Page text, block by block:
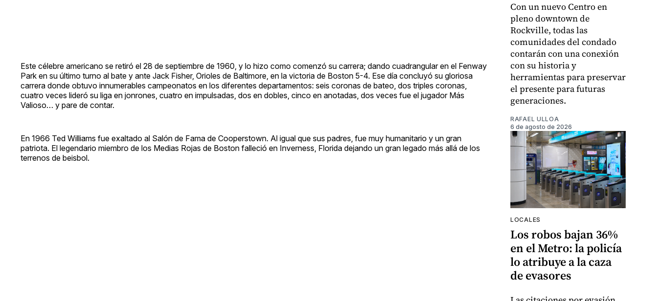
Este célebre americano se retiró el 28 de septiembre de 1960, y lo hizo como comenzó su carrera; dando cuadrangular en el Fenway
Park en su último turno al bate y ante Jack Fisher, Orioles de Baltimore, en la victoria de Boston 5-4. Ese día concluyó su gloriosa
carrera donde obtuvo innumerables campeonatos en los diferentes departamentos: seis coronas de bateo, dos triples coronas,
cuatro veces lideró su liga en jonrones, cuatro en impulsadas, dos en dobles, cinco en anotadas, dos veces fue el jugador Más
Valioso… y pare de contar.
En 1966 Ted Williams fue exaltado al Salón de Fama de Cooperstown. Al igual que sus padres, fue muy humanitario y un gran
patriota. El legendario miembro de los Medias Rojas de Boston falleció en Inverness, Florida dejando un gran legado más allá de los
terrenos de beisbol.
Con un nuevo Centro en
pleno downtown de
Rockville, todas las
comunidades del condado
contarán con una conexión
con su historia y
herramientas para preservar
el presente para futuras
generaciones.
RAFAEL ULLOA
6 de agosto de 2026
LOCALES
Los robos bajan 36%
en el Metro: la policía
lo atribuye a la caza
de evasores